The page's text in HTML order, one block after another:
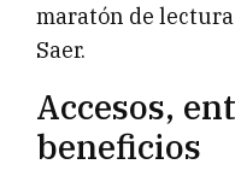
maratón de
Saer.
Accesos,
beneficios